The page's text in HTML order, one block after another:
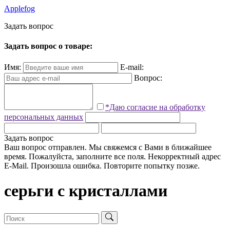
Applefog
Задать вопрос
Задать вопрос о товаре:
Имя:
E-mail:
Вопрос:
*Даю согласие на обработку
персональных данных
Задать вопрос
Ваш вопрос отправлен. Мы свяжемся с Вами в ближайшее
время. Пожалуйста, заполните все поля. Некорректный адрес
E-Mail. Произошла ошибка. Повторите попытку позже.
серьги с кристаллами